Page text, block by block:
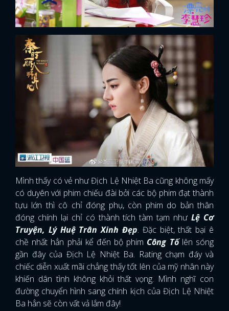
Mình thấy có vẻ như Địch Lệ Nhiệt Ba cũng không mấy
có duyên với phim chiếu đài bởi các bộ phim đạt thành
tựu lớn thì cô chỉ đóng phụ, còn phim do bản thân
đóng chính lại chỉ có thành tích tàm tạm nhưLệ Cơ
Truyện, Lý Huệ Trân Xinh Đẹp. Đặc biệt, thất bại ê
chề nhất hẳn phải kể đến bộ phim Công Tốlên sóng
gần đây của Địch Lệ Nhiệt Ba. Rating chạm đáy và
chiếc diễn xuất mãi chẳng thấy tốt lên của mỹ nhân này
khiến dân tình không khỏi thất vọng. Mình nghĩ con
đường chuyển hình sang chính kịch của Địch Lệ Nhiệt
Ba hẳn sẽ còn vất vả lắm đây!